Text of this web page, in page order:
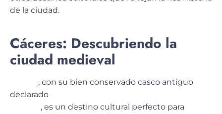
de la ciudad.
Cáceres: Descubriendo la
ciudad medieval
, con su bien conservado casco antiguo
declarado
, es un destino cultural perfecto para